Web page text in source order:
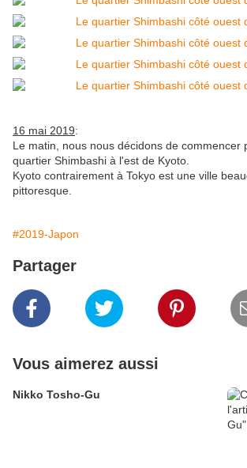
16 mai 2019:
Le matin, nous nous décidons de commencer
quartier Shimbashi à l'est de Kyoto.
Kyoto contrairement à Tokyo est une ville
pittoresque.
#2019-Japon
Partager
Vous aimerez aussi
Nikko Tosho-Gu